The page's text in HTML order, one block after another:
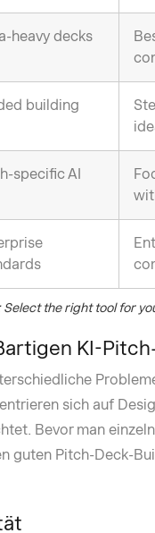
heavy decks
building
specific AI
Select the right tool for
KI-
sich auf
Bevor man
guten Pitch-Deck-